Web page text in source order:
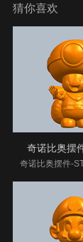
猜你喜欢